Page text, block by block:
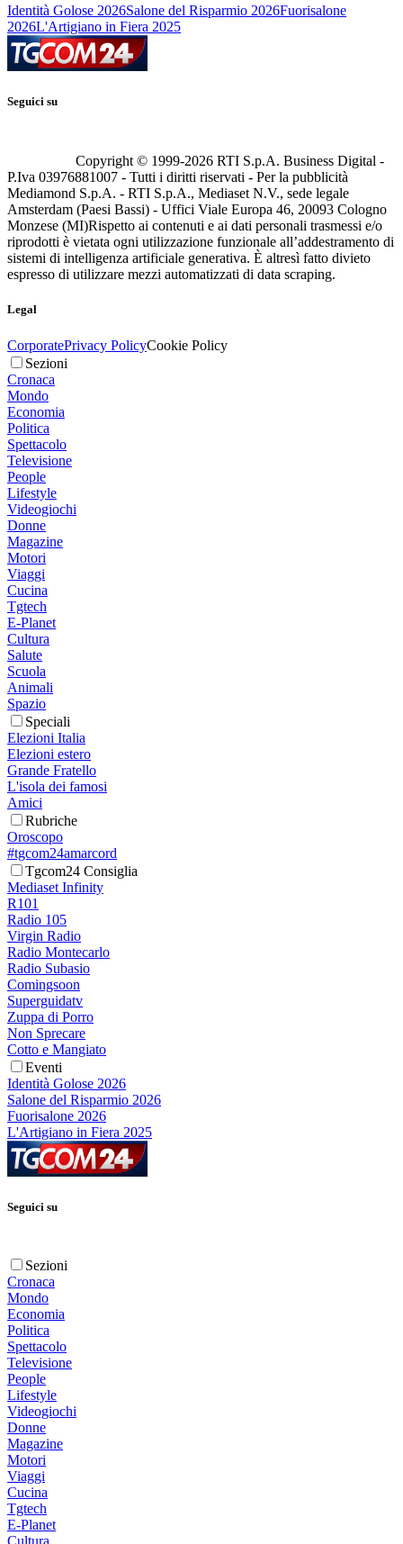
Identità Golose 2026Salone del Risparmio 2026Fuorisalone
2026L'Artigiano in Fiera 2025
Seguici su
Copyright © 1999-2026 RTI S.p.A. Business Digital -
P.Iva 03976881007 - Tutti i diritti riservati - Per la pubblicità
Mediamond S.p.A. - RTI S.p.A., Mediaset N.V., sede legale
Amsterdam (Paesi Bassi) - Uffici Viale Europa 46, 20093 Cologno
Monzese (MI)Rispetto ai contenuti e ai dati personali trasmessi e/o
riprodotti è vietata ogni utilizzazione funzionale all’addestramento di
sistemi di intelligenza artificiale generativa. È altresì fatto divieto
espresso di utilizzare mezzi automatizzati di data scraping.
Legal
CorporatePrivacy PolicyCookie Policy
Sezioni
Cronaca
Mondo
Economia
Politica
Spettacolo
Televisione
People
Lifestyle
Videogiochi
Donne
Magazine
Motori
Viaggi
Cucina
Tgtech
E-Planet
Cultura
Salute
Scuola
Animali
Spazio
Speciali
Elezioni Italia
Elezioni estero
Grande Fratello
L'isola dei famosi
Amici
Rubriche
Oroscopo
#tgcom24amarcord
Tgcom24 Consiglia
Mediaset Infinity
R101
Radio 105
Virgin Radio
Radio Montecarlo
Radio Subasio
Comingsoon
Superguidatv
Zuppa di Porro
Non Sprecare
Cotto e Mangiato
Eventi
Identità Golose 2026
Salone del Risparmio 2026
Fuorisalone 2026
L'Artigiano in Fiera 2025
Seguici su
Sezioni
Cronaca
Mondo
Economia
Politica
Spettacolo
Televisione
People
Lifestyle
Videogiochi
Donne
Magazine
Motori
Viaggi
Cucina
Tgtech
E-Planet
Cultura